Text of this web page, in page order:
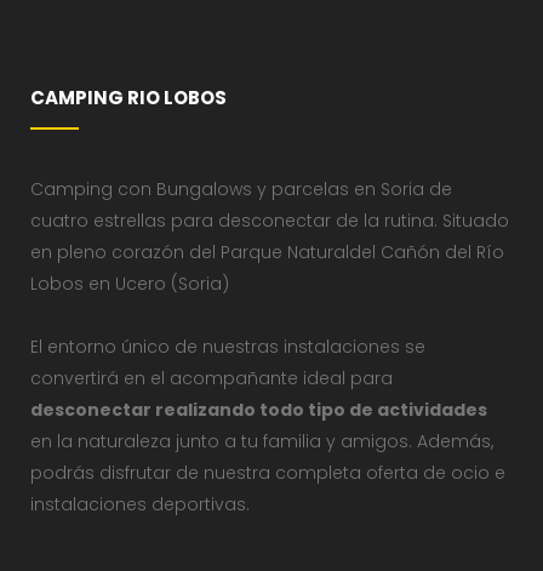
CAMPING RIO LOBOS
Camping con Bungalows y parcelas en Soria de
cuatro estrellas para desconectar de la rutina. Situado
en pleno corazón del Parque Naturaldel Cañón del Río
Lobos en Ucero (Soria)
El entorno único de nuestras instalaciones se
convertirá en el acompañante ideal para
desconectar realizando todo tipo de actividades
en la naturaleza junto a tu familia y amigos. Además,
podrás disfrutar de nuestra completa oferta de ocio e
instalaciones deportivas.